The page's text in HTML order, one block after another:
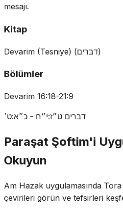
mesajı.
Kitap
Devarim (Tesniye) (דברים)
Bölümler
Devarim 16:18-21:9
דברים ט״ז:י״ח - כ״א:ט׳
Paraşat Şoftim'i
Okuyun
Am Hazak uygulamasında Tora
çevirileri görün ve tefsirleri